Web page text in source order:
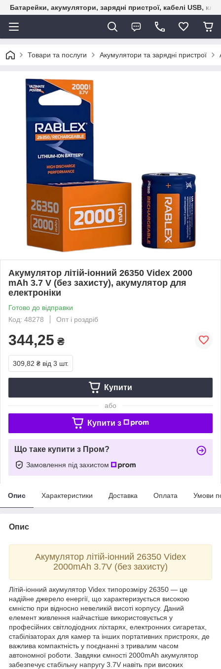
Батарейки, акумулятори, зарядні пристрої, кабелі USB,
Товари та послуги Акумулятори та зарядні пристрої
Акумулятор літій-іонний 26350 Videx 2000
mAh 3.7 V (без захисту), акумулятор для
електроніки
Готово до відправки
Код: 48278
Опт і роздріб
344,25 ₴
309,82 ₴ від 3 шт.
Купити
або
Купити з
Що таке купити з Пром?
Замовлення під захистом
Опис Характеристики Доставка Оплата Умови
Опис
Акумулятор літій-іонний 26350 Videx
2000mAh 3.7V (без захисту)
Літій-іонний акумулятор Videx типорозміру 26350 — це
надійне джерело енергії, що характеризується високою
ємністю при відносно невеликій висоті корпусу. Даний
елемент живлення найчастіше використовується у
професійних світлодіодних ліхтарях, електронних сигаретах,
стабілізаторах для камер та інших портативних пристроях, де
важлива компактність у поєднанні з тривалим часом
автономної роботи. Завдяки ємності 2000mAh акумулятор
забезпечує стабільну напругу 3.7V навіть при високих